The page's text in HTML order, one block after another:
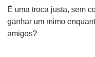
É uma troca justa, sem
ganhar um mimo
amigos?